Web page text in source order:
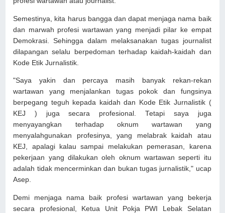
Semestinya, kita harus bangga dan dapat menjaga nama baik
dan marwah profesi wartawan yang menjadi pilar ke empat
Demokrasi. Sehingga dalam melaksanakan tugas journalist
dilapangan selalu berpedoman terhadap kaidah-kaidah dan
Kode Etik Jurnalistik.
"Saya yakin dan percaya masih banyak rekan-rekan
wartawan yang menjalankan tugas pokok dan fungsinya
berpegang teguh kepada kaidah dan Kode Etik Jurnalistik (
KEJ ) juga secara profesional. Tetapi saya juga
menyayangkan terhadap oknum wartawan yang
menyalahgunakan profesinya, yang melabrak kaidah atau
KEJ, apalagi kalau sampai melakukan pemerasan, karena
pekerjaan yang dilakukan oleh oknum wartawan seperti itu
adalah tidak mencerminkan dan bukan tugas jurnalistik," ucap
Asep.
Demi menjaga nama baik profesi wartawan yang bekerja
secara profesional, Ketua Unit Pokja PWI Lebak Selatan